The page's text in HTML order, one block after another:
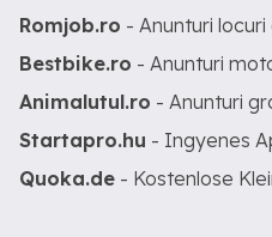
Romjob.ro - Anunturi
Bestbike.ro - Anunturi
Animalutul.ro - Anunturi
Startapro.hu - Ingyenes
Quoka.de - Kostenlose